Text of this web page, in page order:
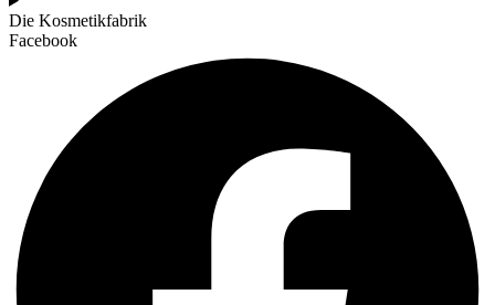
Die Kosmetikfabrik
Facebook